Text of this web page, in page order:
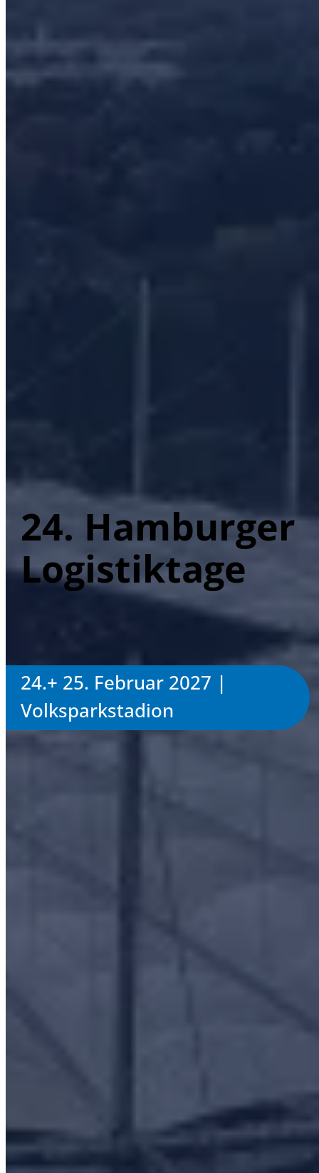
24. Hamburger
Logistiktage
24.+ 25. Februar 2027 |
Volksparkstadion